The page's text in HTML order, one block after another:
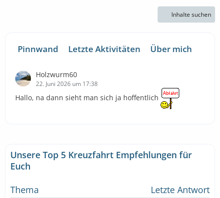
Inhalte suchen
Pinnwand Letzte Aktivitäten Über mich
Holzwurm60
22. Juni 2026 um 17:38
Hallo, na dann sieht man sich ja hoffentlich
Unsere Top 5 Kreuzfahrt Empfehlungen für
Euch
Thema
Letzte Antwort